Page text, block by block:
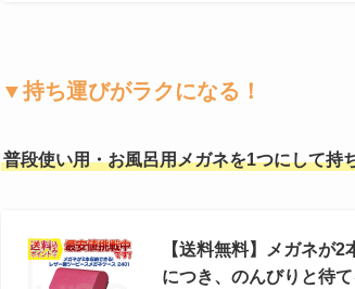
▼持ち運びがラクになる！
普段使い用・お風呂用メガネを1つにして持
【送料無料】メガネが
につき、のんびりと待